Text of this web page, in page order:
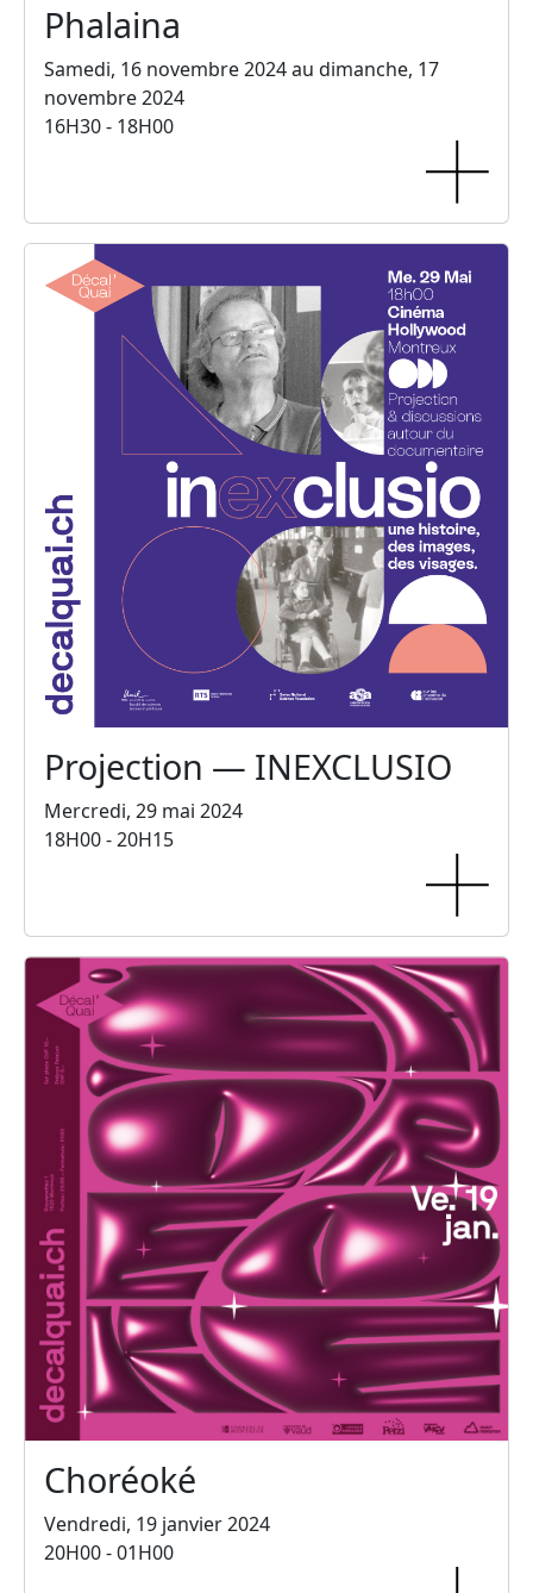
Phalaina
Samedi, 16 novembre 2024 au dimanche, 17
novembre 2024
16H30 - 18H00
Projection — INEXCLUSIO
Mercredi, 29 mai 2024
18H00 - 20H15
Choréoké
Vendredi, 19 janvier 2024
20H00 - 01H00